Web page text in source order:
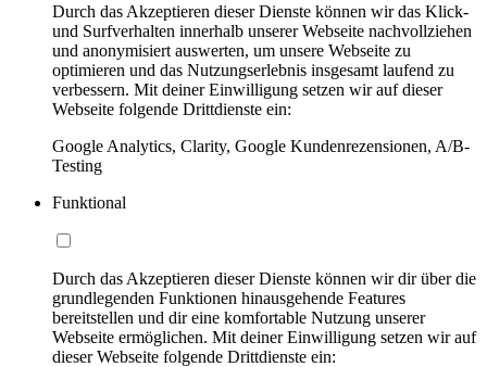
Durch das Akzeptieren dieser Dienste können wir das Klick-
und Surfverhalten innerhalb unserer Webseite nachvollziehen
und anonymisiert auswerten, um unsere Webseite zu
optimieren und das Nutzungserlebnis insgesamt laufend zu
verbessern. Mit deiner Einwilligung setzen wir auf dieser
Webseite folgende Drittdienste ein:
Google Analytics, Clarity, Google Kundenrezensionen, A/B-
Testing
Funktional
Durch das Akzeptieren dieser Dienste können wir dir über die
grundlegenden Funktionen hinausgehende Features
bereitstellen und dir eine komfortable Nutzung unserer
Webseite ermöglichen. Mit deiner Einwilligung setzen wir auf
dieser Webseite folgende Drittdienste ein: